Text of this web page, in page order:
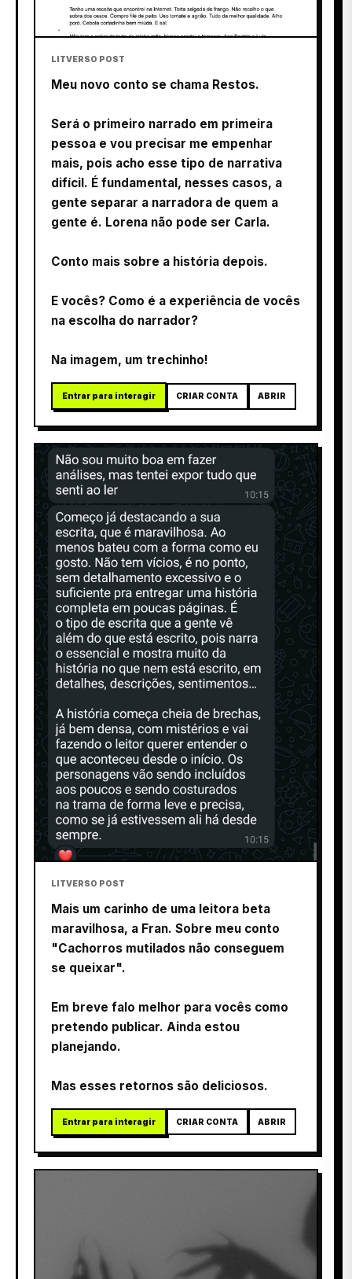
LITVERSO POST
Meu novo conto se chama Restos.
Será o primeiro narrado em primeira
pessoa e vou precisar me empenhar
mais, pois acho esse tipo de narrativa
difícil. É fundamental, nesses casos, a
gente separar a narradora de quem a
gente é. Lorena não pode ser Carla.
Conto mais sobre a história depois.
E vocês? Como é a experiência de vocês
na escolha do narrador?
Na imagem, um trechinho!
Entrar para interagir CRIAR CONTA ABRIR
LITVERSO POST
Mais um carinho de uma leitora beta
maravilhosa, a Fran. Sobre meu conto
"Cachorros mutilados não conseguem
se queixar".
Em breve falo melhor para vocês como
pretendo publicar. Ainda estou
planejando.
Mas esses retornos são deliciosos.
Entrar para interagir CRIAR CONTA ABRIR